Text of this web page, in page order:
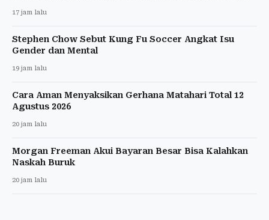
17 jam lalu
Stephen Chow Sebut Kung Fu Soccer Angkat Isu
Gender dan Mental
19 jam lalu
Cara Aman Menyaksikan Gerhana Matahari Total 12
Agustus 2026
20 jam lalu
Morgan Freeman Akui Bayaran Besar Bisa Kalahkan
Naskah Buruk
20 jam lalu